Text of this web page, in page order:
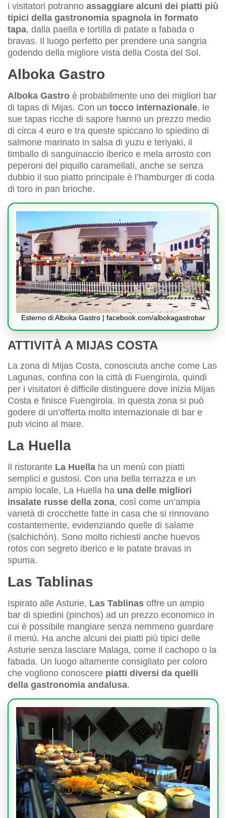
i visitatori potranno assaggiare alcuni dei piatti più
tipici della gastronomia spagnola in formato
tapa, dalla paella e tortilla di patate a fabada o
bravas. Il luogo perfetto per prendere una sangria
godendo della migliore vista della Costa del Sol.
Alboka Gastro
Alboka Gastro è probabilmente uno dei migliori bar
di tapas di Mijas. Con un tocco internazionale, le
sue tapas ricche di sapore hanno un prezzo medio
di circa 4 euro e tra queste spiccano lo spiedino di
salmone marinato in salsa di yuzu e teriyaki, il
timballo di sanguinaccio iberico e mela arrosto con
peperoni del piquillo caramellati, anche se senza
dubbio il suo piatto principale è l’hamburger di coda
di toro in pan brioche.
Esterno di Alboka Gastro | facebook.com/albokagastrobar
ATTIVITÀ A MIJAS COSTA
La zona di Mijas Costa, conosciuta anche come Las
Lagunas, confina con la città di Fuengirola, quindi
per i visitatori è difficile distinguere dove inizia Mijas
Costa e finisce Fuengirola. In questa zona si può
godere di un’offerta molto internazionale di bar e
pub vicino al mare.
La Huella
Il ristorante La Huella ha un menù con piatti
semplici e gustosi. Con una bella terrazza e un
ampio locale, La Huella ha una delle migliori
insalate russe della zona, così come un’ampia
varietà di crocchette fatte in casa che si rinnovano
costantemente, evidenziando quelle di salame
(salchichón). Sono molto richiesti anche huevos
rotos con segreto iberico e le patate bravas in
spuma.
Las Tablinas
Ispirato alle Asturie, Las Tablinas offre un ampio
bar di spiedini (pinchos) ad un prezzo economico in
cui è possibile mangiare senza nemmeno guardare
il menù. Ha anche alcuni dei piatti più tipici delle
Asturie senza lasciare Malaga, come il cachopo o la
fabada. Un luogo altamente consigliato per coloro
che vogliono conoscere piatti diversi da quelli
della gastronomia andalusa.